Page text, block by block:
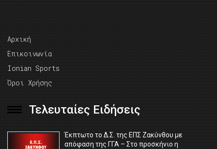
Αρχική
Επικοινωνία
Ionian Sports
Όροι Χρήσης
Τελευταίες Ειδήσεις
Έκπτωτο το Δ.Σ. της ΕΠΣ Ζακύνθου με
απόφαση της ΓΓΑ – Στο προσκήνιο η